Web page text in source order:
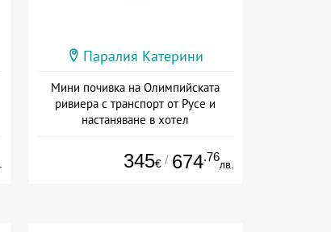
Паралия Катерини
Мини почивка на Олимпийската
ривиера с транспорт от Русе и
настаняване в хотел
345€ / 674.76
лв.